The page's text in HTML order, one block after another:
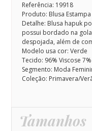
Referência: 19918
Produto: Blusa
Detalhe: Blusa hapuk
possui bordado na
despojada, além de
Modelo usa cor: Verde
Tecido: 96% Viscose
Segmento: Moda
Coleção: Primavera/
Tamanhos